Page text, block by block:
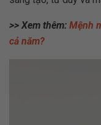
>> Xem thêm: Mệnh
cả năm?